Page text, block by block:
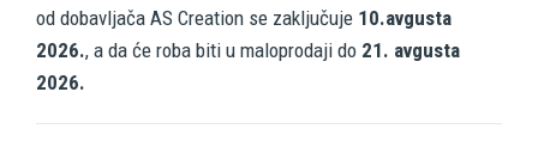
od dobavljača AS Creation se zaključuje 10.avgusta
2026., a da će roba biti u maloprodaji do 21. avgusta
2026.